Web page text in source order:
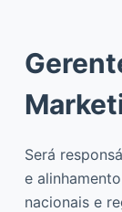
Será
e
nacionais e